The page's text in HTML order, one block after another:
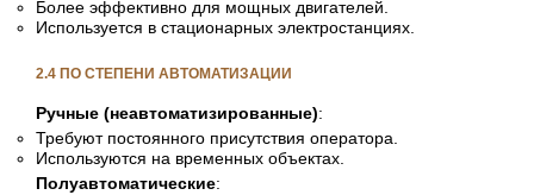
Более эффективно для мощных двигателей.
Используется в стационарных электростанциях.
2.4 ПО СТЕПЕНИ АВТОМАТИЗАЦИИ
Ручные (неавтоматизированные):
Требуют постоянного присутствия оператора.
Используются на временных объектах.
Полуавтоматические: